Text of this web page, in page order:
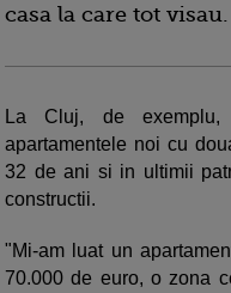
casa la care tot visau.
La Cluj, de
apartamentele noi cu
32 de ani si in ultimii
constructii.
"Mi-am luat un
70.000 de euro, o zona